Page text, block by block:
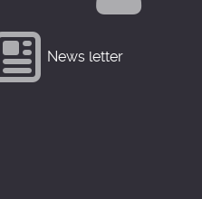
News letter